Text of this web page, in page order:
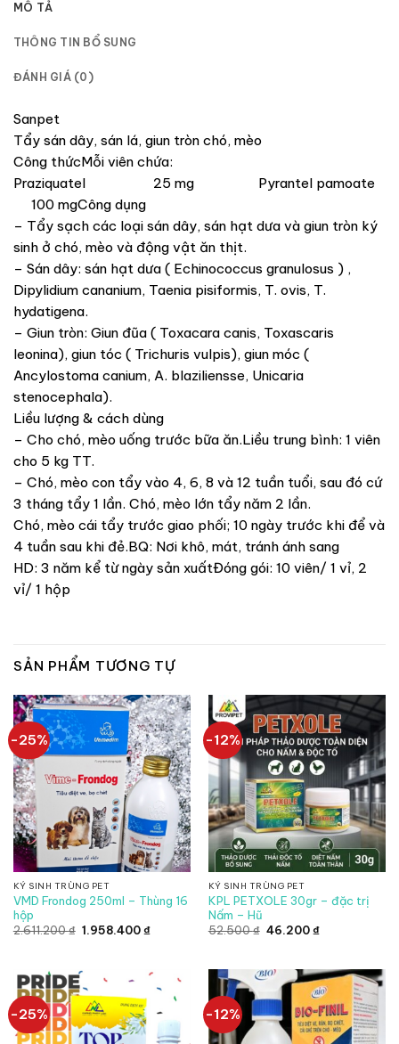
MÔ TẢ
THÔNG TIN BỔ SUNG
ĐÁNH GIÁ (0)
Sanpet
Tẩy sán dây, sán lá, giun tròn chó, mèo
Công thứcMỗi viên chứa:
Praziquatel 25 mg Pyrantel pamoate
100 mgCông dụng
– Tẩy sạch các loại sán dây, sán hạt dưa và giun tròn ký
sinh ở chó, mèo và động vật ăn thịt.
– Sán dây: sán hạt dưa ( Echinococcus granulosus ) ,
Dipylidium cananium, Taenia pisiformis, T. ovis, T.
hydatigena.
– Giun tròn: Giun đũa ( Toxacara canis, Toxascaris
leonina), giun tóc ( Trichuris vulpis), giun móc (
Ancylostoma canium, A. blaziliensse, Unicaria
stenocephala).
Liều lượng & cách dùng
– Cho chó, mèo uống trước bữa ăn.Liều trung bình: 1 viên
cho 5 kg TT.
– Chó, mèo con tẩy vào 4, 6, 8 và 12 tuần tuổi, sau đó cứ
3 tháng tẩy 1 lần. Chó, mèo lớn tẩy năm 2 lần.
Chó, mèo cái tẩy trước giao phối; 10 ngày trước khi để và
4 tuần sau khi đẻ.BQ: Nơi khô, mát, tránh ánh sang
HD: 3 năm kể từ ngày sản xuấtĐóng gói: 10 viên/ 1 vỉ, 2
vỉ/ 1 hộp
SẢN PHẨM TƯƠNG TỰ
-25%
KÝ SINH TRÙNG PET
VMD Frondog 250ml – Thùng 16
hộp
2.611.200₫ Giá
1.958.400₫Giá
1.958.400 ₫.
-12%
KÝ SINH TRÙNG PET
KPL PETXOLE 30gr – đặc trị
Nấm – Hũ
52.500₫ Giá
46.200₫Giá
46.200 ₫.
-25% -12%